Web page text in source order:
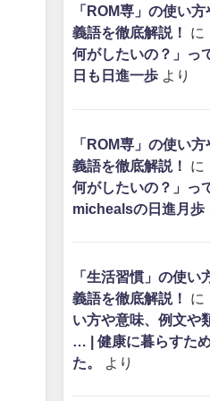
「ROM専」の使い
義語を徹底解説！
に
何がしたいの？」っ
日も日進一歩より
「ROM専」の使い
義語を徹底解説！
に
何がしたいの？」っ
michealsの日進月歩
「生活習慣」の使い
義語を徹底解説！
に
い方や意味、例文や
… | 健康に暮らすた
た。
より